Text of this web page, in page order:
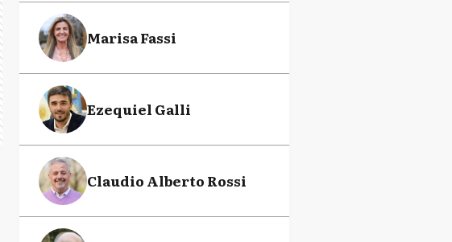
Marisa Fassi
Ezequiel Galli
Claudio Alberto Rossi